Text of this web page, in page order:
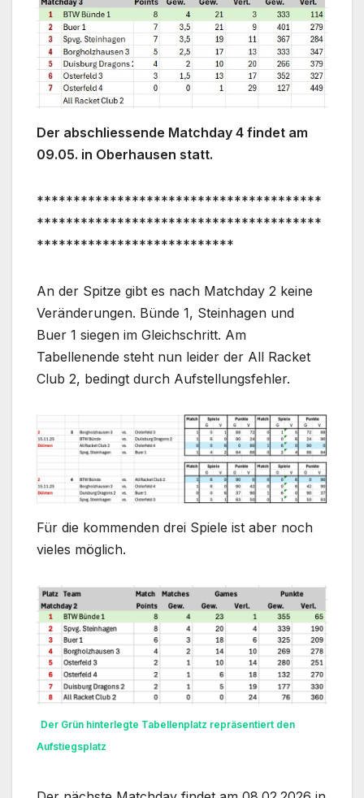
Der abschliessende Matchday 4 findet am
09.05. in Oberhausen statt.
***************************************
***************************************
***************************
An der Spitze gibt es nach Matchday 2 keine
Veränderungen. Bünde 1, Steinhagen und
Buer 1 siegen im Gleichschritt. Am
Tabellenende steht nun leider der All Racket
Club 2, bedingt durch Aufstellungsfehler.
Für die kommenden drei Spiele ist aber noch
vieles möglich.
Der Grün hinterlegte Tabellenplatz repräsentiert den
Aufstiegsplatz